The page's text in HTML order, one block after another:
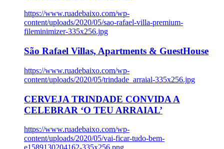
https://www.ruadebaixo.com/wp-
content/uploads/2020/05/sao-rafael-villa-premium-
fileminimizer-335x256.jpg
São Rafael Villas, Apartments & GuestHouse
https://www.ruadebaixo.com/wp-
content/uploads/2020/05/trindade_arraial-335x256.jpg
CERVEJA TRINDADE CONVIDA A
CELEBRAR ‘O TEU ARRAIAL’
https://www.ruadebaixo.com/wp-
content/uploads/2020/05/vai-ficar-tudo-bem-